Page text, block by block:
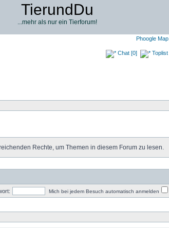
TierundDu
...mehr als nur ein Tierforum!
Phoogle Map
Chat [0] Toplist
Rechte, um Themen in diesem Forum zu lesen.
Mich bei jedem Besuch automatisch anmelden